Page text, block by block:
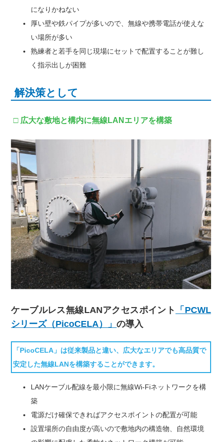
になりかねない
厚い壁や鉄パイプが多いので、無線や携帯電話が使えな
い場所が多い
熟練者と若手を同じ現場にセットで配置することが難し
く指示出しが困難
解決策として
□ 広大な敷地と構内に無線LANエリアを構築
ケーブルレス無線LANアクセスポイント
「PCWL
シリーズ（PicoCELA）」の導入
「PicoCELA」は従来製品と違い、広大なエリアでも高品質で
安定した無線LANを構築することができます。
LANケーブル配線を最小限に無線Wi-Fiネットワークを構
築
電源だけ確保できればアクセスポイントの配置が可能
設置場所の自由度が高いので敷地内の構造物、自然環境